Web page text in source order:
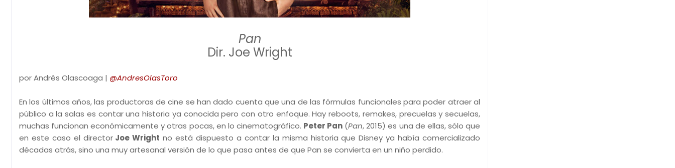
Pan
Dir. Joe Wright
por Andrés Olascoaga | @AndresOlasToro
En los últimos años, las productoras de cine se han dado cuenta que una de las fórmulas funcionales para poder atraer al
público a la salas es contar una historia ya conocida pero con otro enfoque. Hay reboots, remakes, precuelas y secuelas,
muchas funcionan económicamente y otras pocas, en lo cinematográfico. Peter Pan (Pan, 2015) es una de ellas, sólo que
en este caso el directorJoe Wright no está dispuesto a contar la misma historia que Disney ya había comercializado
décadas atrás, sino una muy artesanal versión de lo que pasa antes de que Pan se convierta en un niño perdido.